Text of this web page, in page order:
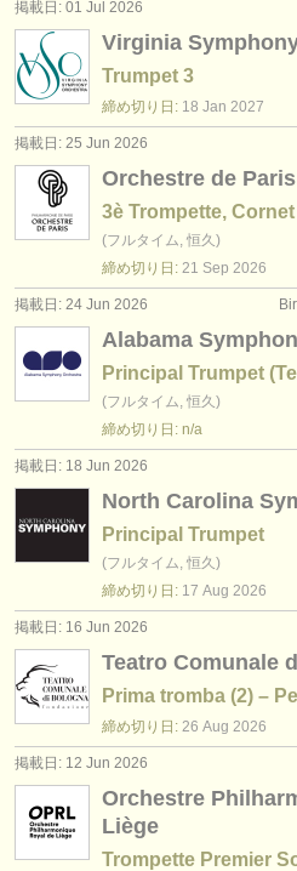
掲載日: 01 Jul 2026
Virginia
Trumpet 3
締め切り日: 18 Jan 2027
掲載日: 25 Jun 2026
Orchestre de Paris
3è Trompette,
(フルタイム, 恒久)
締め切り日: 21 Sep 2026
掲載日: 24 Jun 2026
Alabama
Principal Trumpet
(フルタイム, 恒久)
締め切り日: n/a
掲載日: 18 Jun 2026
North Carolina
Principal Trumpet
(フルタイム, 恒久)
締め切り日: 17 Aug 2026
掲載日: 16 Jun 2026
Teatro Comunale
Prima tromba (2) –
締め切り日: 26 Aug 2026
掲載日: 12 Jun 2026
Orchestre
Liège
Trompette Premier